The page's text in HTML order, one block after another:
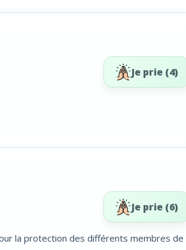
Je prie (4)
Je prie (6)
la protection des différents membres de